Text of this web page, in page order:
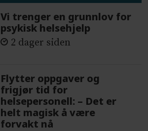
Vi trenger en grunnlov for
psykisk helsehjelp
2 dager siden
Flytter oppgaver og
frigjør tid for
helsepersonell: – Det er
helt magisk å være
forvakt nå